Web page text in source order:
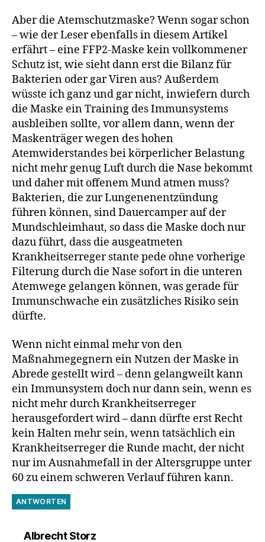
Aber die Atemschutzmaske? Wenn sogar schon
– wie der Leser ebenfalls in diesem Artikel
erfährt – eine FFP2-Maske kein vollkommener
Schutz ist, wie sieht dann erst die Bilanz für
Bakterien oder gar Viren aus? Außerdem
wüsste ich ganz und gar nicht, inwiefern durch
die Maske ein Training des Immunsystems
ausbleiben sollte, vor allem dann, wenn der
Maskenträger wegen des hohen
Atemwiderstandes bei körperlicher Belastung
nicht mehr genug Luft durch die Nase bekommt
und daher mit offenem Mund atmen muss?
Bakterien, die zur Lungenenentzündung
führen können, sind Dauercamper auf der
Mundschleimhaut, so dass die Maske doch nur
dazu führt, dass die ausgeatmeten
Krankheitserreger stante pede ohne vorherige
Filterung durch die Nase sofort in die unteren
Atemwege gelangen können, was gerade für
Immunschwache ein zusätzliches Risiko sein
dürfte.
Wenn nicht einmal mehr von den
Maßnahmegegnern ein Nutzen der Maske in
Abrede gestellt wird – denn gelangweilt kann
ein Immunsystem doch nur dann sein, wenn es
nicht mehr durch Krankheitserreger
herausgefordert wird – dann dürfte erst Recht
kein Halten mehr sein, wenn tatsächlich ein
Krankheitserreger die Runde macht, der nicht
nur im Ausnahmefall in der Altersgruppe unter
60 zu einem schweren Verlauf führen kann.
ANTWORTEN
Albrecht Storzsagt: